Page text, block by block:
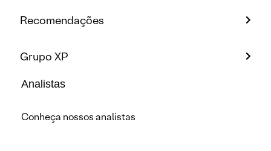
Recomendações
Grupo XP
Analistas
Conheça nossos analistas